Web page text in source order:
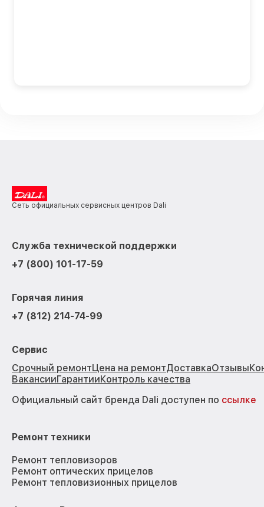
Сеть официальных сервисных центров Dali
Служба технической поддержки
+7 (800) 101-17-59
Горячая линия
+7 (812) 214-74-99
Сервис
Срочный ремонтЦена на ремонтДоставкаОтзывы
ВакансииГарантииКонтроль качества
Официальный сайт бренда Dali доступен по ссылке
Ремонт техники
Ремонт тепловизоров
Ремонт оптических прицелов
Ремонт тепловизионных прицелов